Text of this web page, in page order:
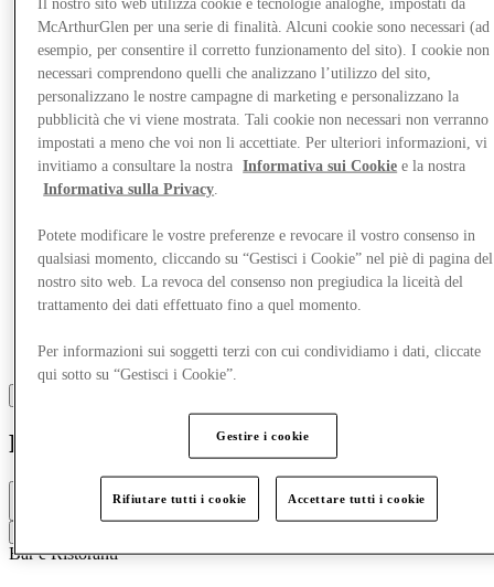
Com'è andata la tua giornata?
Altro
Five Guys
Bar e Ristoranti
McArthurGlen per una serie di finalità. Alcuni cookie sono necessari (ad
esempio, per consentire il corretto funzionamento del sito). I cookie non
necessari comprendono quelli che analizzano l’utilizzo del sito,
personalizzano le nostre campagne di marketing e personalizzano la
pubblicità che vi viene mostrata. Tali cookie non necessari non verranno
impostati a meno che voi non li accettiate. Per ulteriori informazioni, vi
invitiamo a consultare la nostra
Informativa sui Cookie e la nostra
Informativa sulla Privacy
Potete modificare le vostre preferenze e revocare il vostro consenso in
qualsiasi momento, cliccando su “Gestisci i Cookie” nel piè di pagina del
nostro sito web. La revoca del consenso non pregiudica la liceità del
trattamento dei dati effettuato fino a quel momento.
Per informazioni sui soggetti terzi con cui condividiamo i dati, cliccate
qui sotto su “Gestisci i Cookie”.
Gestire i cookie
Rifiutare tutti i cookie Accettare tutti i cookie